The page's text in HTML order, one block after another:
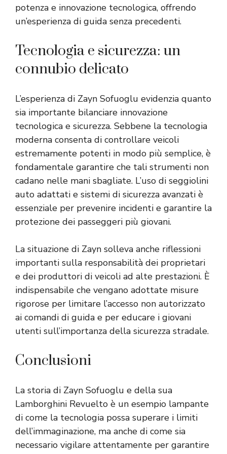
potenza e innovazione tecnologica, offrendo
un’esperienza di guida senza precedenti.
Tecnologia e sicurezza: un
connubio delicato
L’esperienza di Zayn Sofuoglu evidenzia quanto
sia importante bilanciare innovazione
tecnologica e sicurezza. Sebbene la tecnologia
moderna consenta di controllare veicoli
estremamente potenti in modo più semplice, è
fondamentale garantire che tali strumenti non
cadano nelle mani sbagliate. L’uso di seggiolini
auto adattati e sistemi di sicurezza avanzati è
essenziale per prevenire incidenti e garantire la
protezione dei passeggeri più giovani.
La situazione di Zayn solleva anche riflessioni
importanti sulla responsabilità dei proprietari
e dei produttori di veicoli ad alte prestazioni. È
indispensabile che vengano adottate misure
rigorose per limitare l’accesso non autorizzato
ai comandi di guida e per educare i giovani
utenti sull’importanza della sicurezza stradale.
Conclusioni
La storia di Zayn Sofuoglu e della sua
Lamborghini Revuelto è un esempio lampante
di come la tecnologia possa superare i limiti
dell’immaginazione, ma anche di come sia
necessario vigilare attentamente per garantire